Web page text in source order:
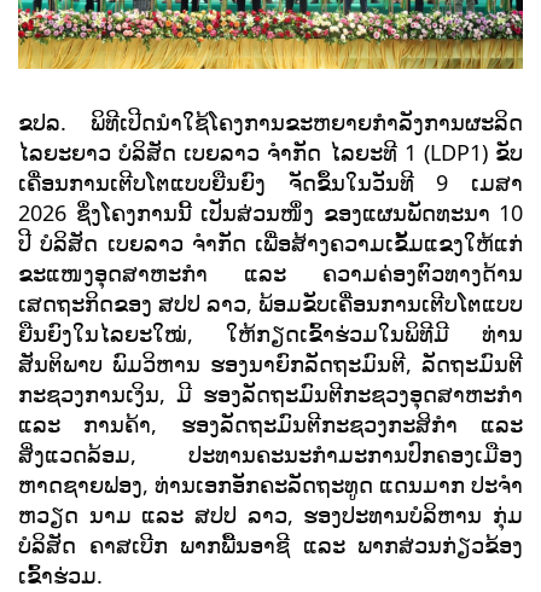
ຂປລ. ພິທີເປີດນໍາໃຊ້ໂຄງການຂະຫຍາຍກຳລັງການຜະລິດ
ໄລຍະຍາວ ບໍລິສັດ ເບຍລາວ ຈຳກັດ ໄລຍະທີ 1 (LDP1) ຂັບ
ເຄື່ອນການເຕີບໂຕແບບຍືນຍົງ ຈັດຂຶ້ນໃນວັນທີ 9 ເມສາ
2026 ຊຶ່ງໂຄງການນີ້ ເປັນສ່ວນໜຶ່ງ ຂອງແຜນພັດທະນາ 10
ປີ ບໍລິສັດ ເບຍລາວ ຈຳກັດ ເພື່ອສ້າງຄວາມເຂັ້ມແຂງໃຫ້ແກ່
ຂະແໜງອຸດສາຫະກຳ ແລະ ຄວາມຄ່ອງຕົວທາງດ້ານ
ເສດຖະກິດຂອງ ສປປ ລາວ, ພ້ອມຂັບເຄື່ອນການເຕີບໂຕແບບ
ຍືນຍົງໃນໄລຍະໃໝ່, ໃຫ້ກຽດເຂົ້າຮ່ວມໃນພິທີມີ ທ່ານ
ສັນຕິພາບ ພົມວິຫານ ຮອງນາຍົກລັດຖະມົນຕີ, ລັດຖະມົນຕີ
ກະຊວງການເງິນ, ມີ ຮອງລັດຖະມົນຕີກະຊວງອຸດສາຫະກຳ
ແລະ ການຄ້າ, ຮອງລັດຖະມົນຕີກະຊວງກະສິກຳ ແລະ
ສິ່ງແວດລ້ອມ, ປະທານຄະນະກໍາມະການປົກຄອງເມືອງ
ຫາດຊາຍຟອງ, ທ່ານເອກອັກຄະລັດຖະທູດ ແດນມາກ ປະຈຳ
ຫວຽດ ນາມ ແລະ ສປປ ລາວ, ຮອງປະທານບໍລິຫານ ກຸ່ມ
ບໍລິສັດ ຄາສເບີກ ພາກພື້ນອາຊີ ແລະ ພາກສ່ວນກ່ຽວຂ້ອງ
ເຂົ້າຮ່ວມ.